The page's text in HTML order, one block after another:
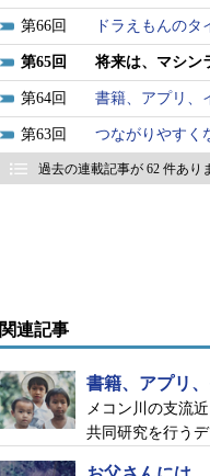
66 ドラえもんの
65 将来は、マシン
64 書籍、アプリ
63 つながりやすく
過去の連載記事が 62 件あり
関連記事
書籍、アプリ
メコン川の支流
共同研究を行う